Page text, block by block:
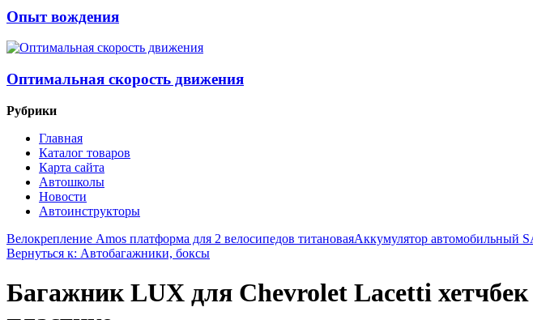
Опыт вождения
Оптимальная скорость движения
Рубрики
Главная
Каталог товаров
Карта сайта
Автошколы
Новости
Автоинструкторы
Велокрепление Amos платформа для 2 велосипедов титановаяАккумулятор автомобильный
Вернуться к: Автобагажники, боксы
Багажник LUX для Chevrolet Lacetti